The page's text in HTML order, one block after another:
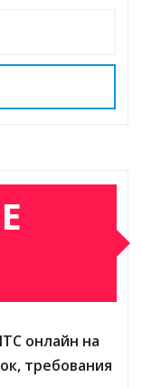
онлайн на
требования